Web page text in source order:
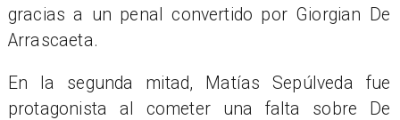
gracias a un penal convertido por Giorgian De
Arrascaeta.
En la segunda mitad, Matías Sepúlveda fue
protagonista al cometer una falta sobre De